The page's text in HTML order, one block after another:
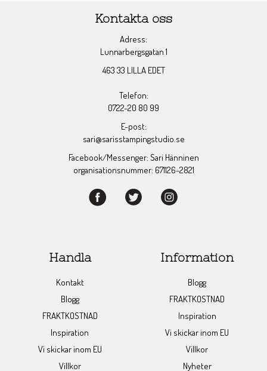
Kontakta oss
Adress:
Lunnarbergsgatan 1
463 33 LILLA EDET
Telefon:
0722-20 80 99
E-post:
sari@sarisstampingstudio.se
Facebook/Messenger: Sari Hänninen
organisationsnummer: 671126-2821
Handla
Kontakt
Blogg
FRAKTKOSTNAD
Inspiration
Vi skickar inom EU
Villkor
Information
Blogg
FRAKTKOSTNAD
Inspiration
Vi skickar inom EU
Villkor
Nyheter